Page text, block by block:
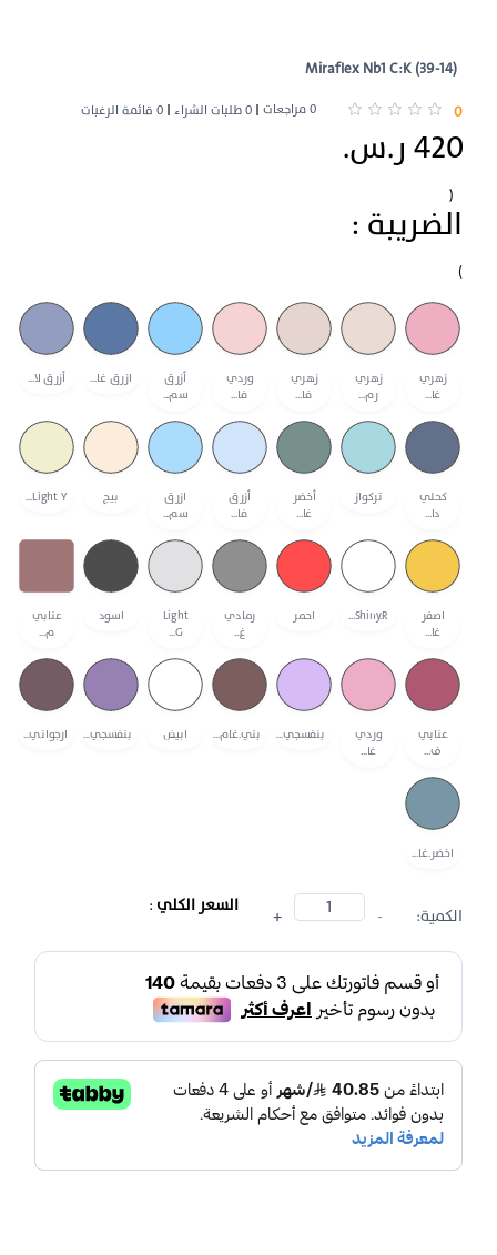
Miraflex Nb1 C:K (39-14)
0
0 مراجعات 0 طلبات الشراء 0 قائمة الرغبات
420 ر.س.
(
الضريبة :
)
زهري
غا...
زهري
رم...
زهري
فا...
وردي
فا...
أزرق
سم...
ازرق غا... أزرق لا...
كحلي
دا...
تركواز
أخضر
غا...
أزرق
فا...
ازرق
سم...
بيج Light Y...
اصفر
غا...
Shiny.R... احمر
رمادي
غ...
Light
G...
اسود
عنابي
م...
عنابي
ف...
وردي
غا...
بنفسجي... بني.غام... ابيض بنفسجي... ارجواني...
اخضر.غا...
الكمية: -
+ السعر الكلي: